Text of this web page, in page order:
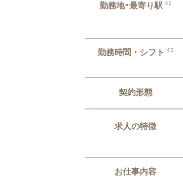
勤務地･最寄り駅 ※2
勤務時間・シフト ※3
契約形態
求人の特徴
お仕事内容